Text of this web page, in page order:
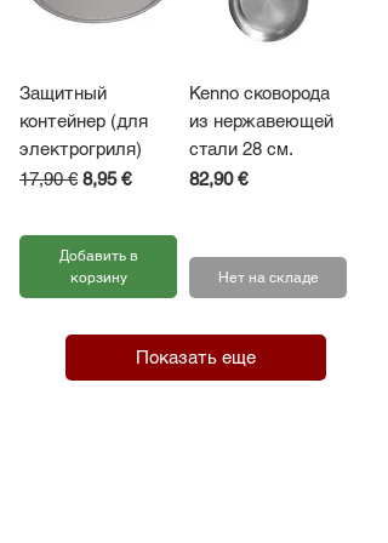
Защитный
контейнер (для
электрогриля)
Обычная цена
17,90 € Цена со скидкой
8,95 €
Добавить в
корзину
Kenno сковорода
из нержавеющей
стали 28 см.
Цена
82,90 €
Нет на складе
Показать еще